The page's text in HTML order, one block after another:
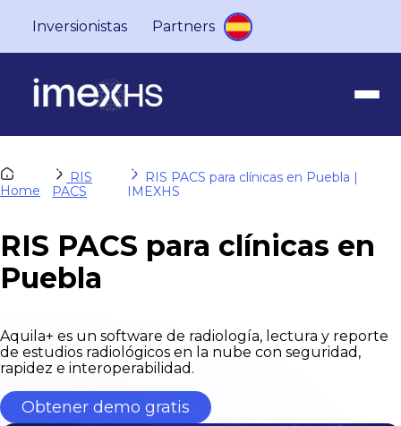
Inversionistas Partners
Home
RIS
PACS
RIS PACS para clínicas en Puebla |
IMEXHS
RIS PACS para clínicas en
Puebla
Aquila+ es un software de radiología, lectura y reporte
de estudios radiológicos en la nube con seguridad,
rapidez e interoperabilidad.
Obtener demo gratis